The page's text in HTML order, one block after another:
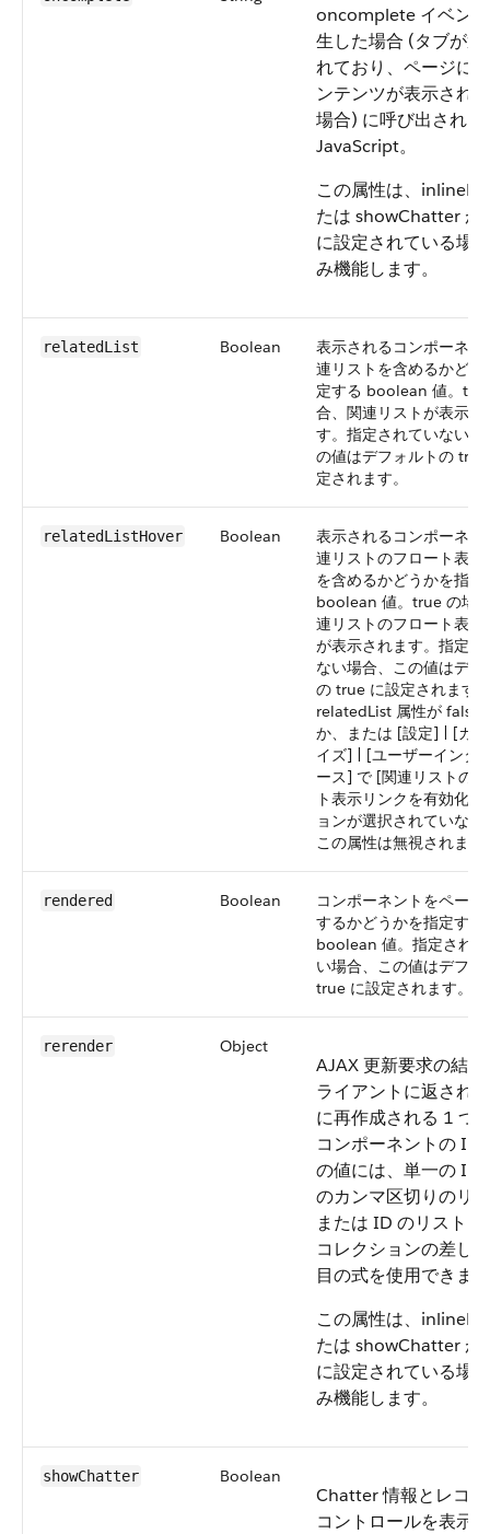
oncomplete イベン
生した場合 (タブが選
れており、ページに
ンテンツが表示され
場合) に呼び出される
JavaScript。
この属性は、
たは showChatter が
に設定されている場
み機能します。
relatedList Boolean
表示されるコンポーネン
連リストを含めるかどう
定する boolean 値。
合、関連リストが表示さ
す。指定されていない場
の値はデフォルトの
定されます。
relatedListHover Boolean
表示されるコンポーネン
連リストのフロート表示
を含めるかどうかを指定
boolean 値。true の場
連リストのフロート表示
が表示されます。指定さ
ない場合、この値はデフ
の true に設定されます
relatedList 属性が false
か、または [設定] | [カ
イズ] | [ユーザーインタ
ース] で [関連リストの
ト表示リンクを有効化]
ョンが選択されていない
この属性は無視されます
rendered Boolean
コンポーネントをページ
するかどうかを指定する
boolean 値。指定され
い場合、この値はデフォ
true に設定されます。
rerender Object
AJAX 更新要求の結
ライアントに返され
に再作成される 1 つ
コンポーネントの ID
の値には、単一の ID
のカンマ区切りのリ
または ID のリストま
コレクションの差し
目の式を使用できま
この属性は、
たは showChatter が
に設定されている場
み機能します。
showChatter Boolean
Chatter 情報とレコ
コントロールを表示